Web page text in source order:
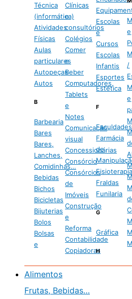
Técnica
(informática)
Atividades
Físicas
Aulas
particulares
Autopeças
Autos
B
Barbearia
Bares
Bares,
Lanches,
Comidinhas…
Bebidas
Bichos
Bicicletas
Bijuterias
Bolos
Bolsas
e
Clínicas
e
consultórios
Colégios
Comer
e
Beber
Computadores,
Tablets
e
Notes
Comunicação
visual
Concessionárias
Consórcio
Consórcios
de
Imóveis
Construção
e
Reforma
Contabilidade
Copiadoras
Escolas
e
Cursos
Escolas
Infantis
Esportes
Estética
F
Faculdades
Farmácia
de
Fraldas
Funilaria
G
Gráfica
H
e
/
e
Alimentos
Frutas, Bebidas…